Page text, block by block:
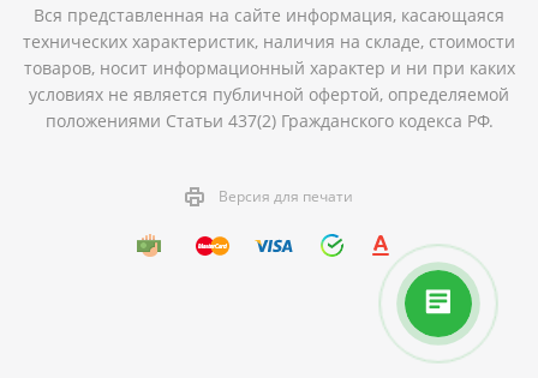
Вся представленная на сайте информация, касающаяся
технических характеристик, наличия на складе, стоимости
товаров, носит информационный характер и ни при каких
условиях не является публичной офертой, определяемой
положениями Статьи 437(2) Гражданского кодекса РФ.
Версия для печати